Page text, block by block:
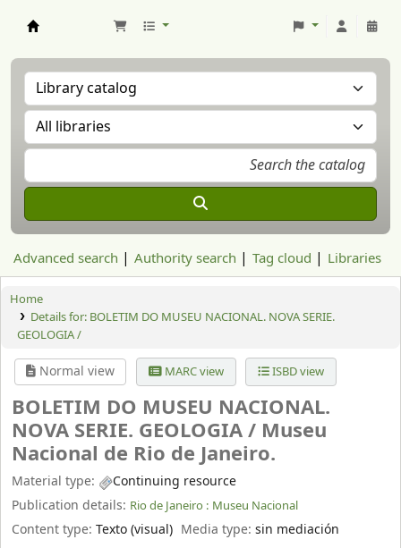
Advanced search Authority search Tag cloud Libraries
Home
Details for: BOLETIM DO MUSEU NACIONAL. NOVA SERIE.
GEOLOGIA /
Normal view MARC view ISBD view
BOLETIM DO MUSEU NACIONAL.
NOVA SERIE. GEOLOGIA / Museu
Nacional de Rio de Janeiro.
Material type:
Continuing resource
Publication details: Rio de Janeiro : Museu Nacional
Content type: Texto (visual) Media type:sin mediación